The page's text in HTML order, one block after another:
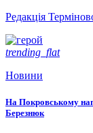
Редакція
trending_flat
Новини
На Покровському
Березнюк